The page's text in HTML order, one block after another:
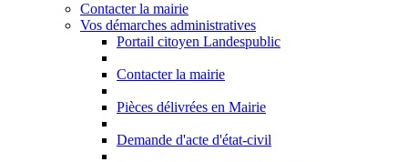
Contacter la mairie
Vos démarches administratives
Portail citoyen Landespublic
Contacter la mairie
Pièces délivrées en Mairie
Demande d'acte d'état-civil